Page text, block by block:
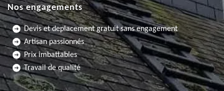
Nos engagements
Devis et deplacement gratuit sans engagement
Artisan passionnés
Prix imbattables
Travail de qualité